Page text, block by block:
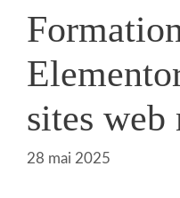
sites web
28 mai 2025